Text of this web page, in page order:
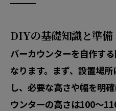
DIYの基礎知識と準備
バーカウンターを自作す
なります。まず、設置場
し、必要な高さや幅を明
ウンターの高さは100〜